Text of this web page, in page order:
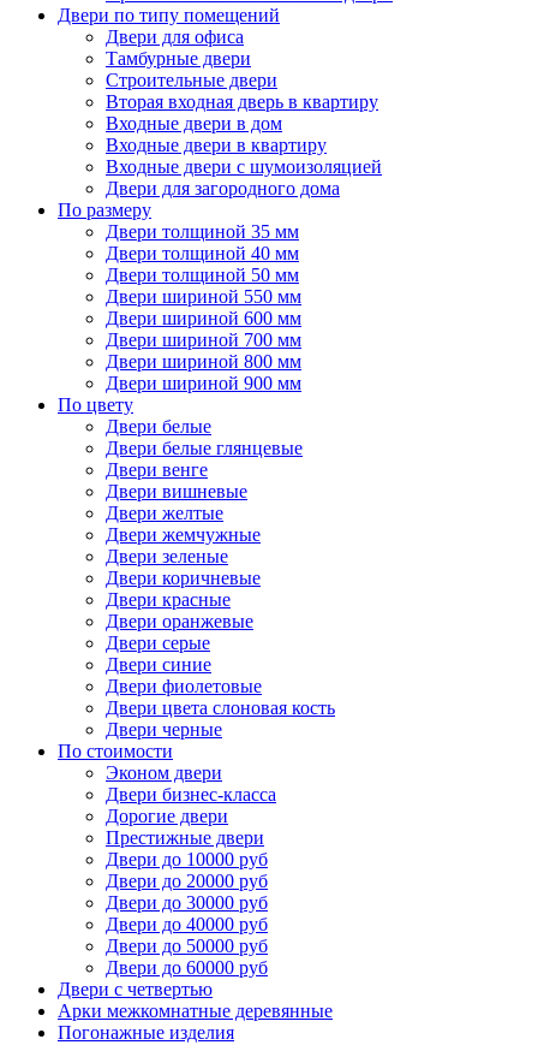
Двери по типу помещений
Двери для офиса
Тамбурные двери
Строительные двери
Вторая входная дверь в квартиру
Входные двери в дом
Входные двери в квартиру
Входные двери с шумоизоляцией
Двери для загородного дома
По размеру
Двери толщиной 35 мм
Двери толщиной 40 мм
Двери толщиной 50 мм
Двери шириной 550 мм
Двери шириной 600 мм
Двери шириной 700 мм
Двери шириной 800 мм
Двери шириной 900 мм
По цвету
Двери белые
Двери белые глянцевые
Двери венге
Двери вишневые
Двери желтые
Двери жемчужные
Двери зеленые
Двери коричневые
Двери красные
Двери оранжевые
Двери серые
Двери синие
Двери фиолетовые
Двери цвета слоновая кость
Двери черные
По стоимости
Эконом двери
Двери бизнес-класса
Дорогие двери
Престижные двери
Двери до 10000 руб
Двери до 20000 руб
Двери до 30000 руб
Двери до 40000 руб
Двери до 50000 руб
Двери до 60000 руб
Двери с четвертью
Арки межкомнатные деревянные
Погонажные изделия